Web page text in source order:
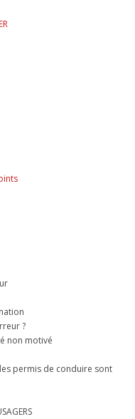
?
non motivé
permis de conduire sont